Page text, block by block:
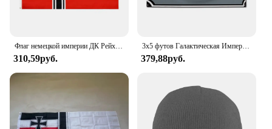
310,59руб.
3x5 футов Галактическая Империя Rebel Альянс флаг полиэфир цифровая печать баннер для украшения гаража или наружных дверей
379,88руб.